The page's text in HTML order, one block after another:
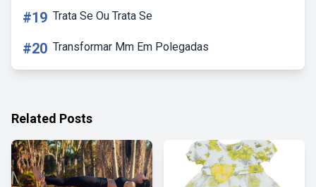
#19 Trata Se Ou Trata Se
#20 Transformar Mm Em Polegadas
Related Posts